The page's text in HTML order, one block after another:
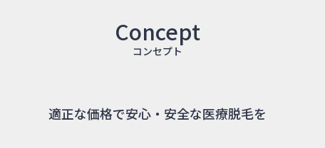
Concept
コンセプト
適正な価格で安心・安全な医療脱毛を